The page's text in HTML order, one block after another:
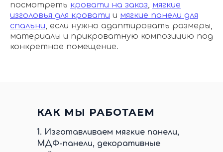
посмотреть кровати на заказ, мягкие
изголовья для кровати и мягкие панели для
спальни, если нужно адаптировать размеры,
материалы и прикроватную композицию под
конкретное помещение.
КАК МЫ РАБОТАЕМ
1. Изготавливаем мягкие панели,
МДФ-панели, декоративные